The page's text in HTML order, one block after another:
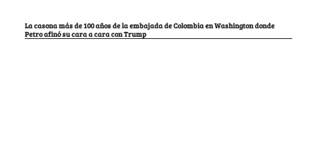
La casona más de 100 años de la embajada de Colombia en Washington donde
Petro afinó su cara a cara con Trump